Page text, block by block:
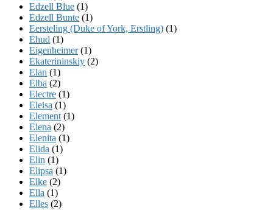
Edzell Blue (1)
Edzell Bunte (1)
Eersteling (Duke of York, Erstling) (1)
Ehud (1)
Eigenheimer(1)
Ekaterininskiy (2)
Elan (1)
Elba (2)
Electre (1)
Eleisa (1)
Element (1)
Elena (2)
Elenita (1)
Elida (1)
Elin (1)
Elipsa (1)
Elke (2)
Ella (1)
Elles (2)